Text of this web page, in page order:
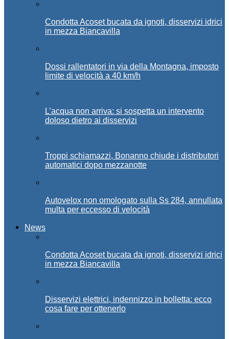
Condotta Acoset bucata da ignoti, disservizi idrici
in mezza Biancavilla
Dossi rallentatori in via della Montagna, imposto
limite di velocità a 40 km/h
L’acqua non arriva: si sospetta un intervento
doloso dietro ai disservizi
Troppi schiamazzi, Bonanno chiude i distributori
automatici dopo mezzanotte
Autovelox non omologato sulla Ss 284, annullata
multa per eccesso di velocità
News
Condotta Acoset bucata da ignoti, disservizi idrici
in mezza Biancavilla
Disservizi elettrici, indennizzo in bolletta: ecco
cosa fare per ottenerlo